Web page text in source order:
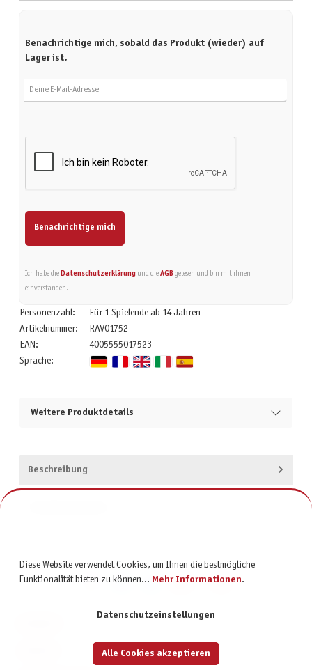
Benachrichtige mich, sobald das Produkt (wieder) auf
Lager ist.
Benachrichtige mich
Ich habe die Datenschutzerklärungund die AGBgelesen und bin mit ihnen
einverstanden.
Personenzahl:
Für 1 Spielende ab 14 Jahren
Artikelnummer:
RAV01752
EAN:
4005555017523
Sprache:
Weitere Produktdetails
Beschreibung
Diese Website verwendet Cookies, um Ihnen die bestmögliche
Funktionalität bieten zu können... Mehr Informationen.
Datenschutzeinstellungen
Alle Cookies akzeptieren